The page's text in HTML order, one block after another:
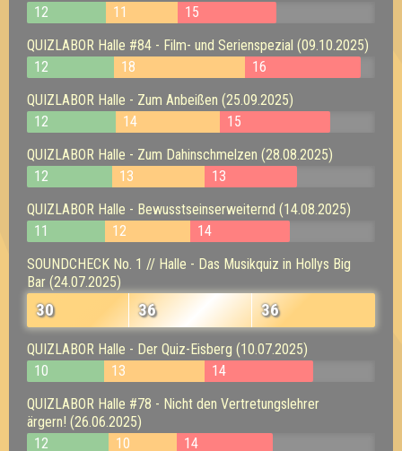
12
11
15
QUIZLABOR Halle #84 - Film- und Serienspezial (09.10.2025)
12
18
16
QUIZLABOR Halle - Zum Anbeißen (25.09.2025)
12
14
15
QUIZLABOR Halle - Zum Dahinschmelzen (28.08.2025)
12
13
13
QUIZLABOR Halle - Bewusstseinserweiternd (14.08.2025)
11
12
14
SOUNDCHECK No. 1 // Halle - Das Musikquiz in Hollys Big
Bar (24.07.2025)
30 36 36
QUIZLABOR Halle - Der Quiz-Eisberg (10.07.2025)
10
13
14
QUIZLABOR Halle #78 - Nicht den Vertretungslehrer
ärgern! (26.06.2025)
12
10 14